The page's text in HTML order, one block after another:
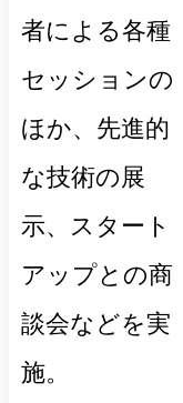
者による各種
セッションの
ほか、先進的
な技術の展
示、スタート
アップとの商
談会などを実
施。